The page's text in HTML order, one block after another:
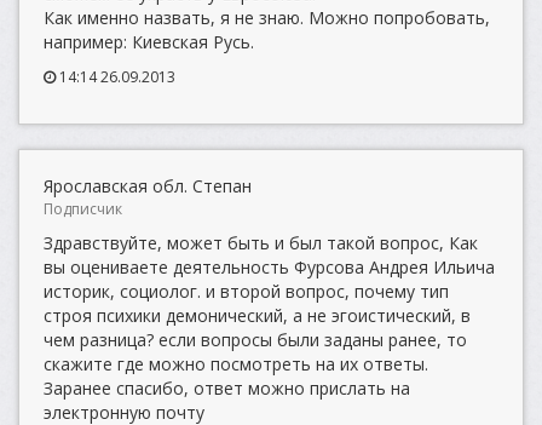
Как именно назвать, я не знаю. Можно попробовать,
например: Киевская Русь.
14:14 26.09.2013
Ярославская обл. Степан
Подписчик
Здравствуйте, может быть и был такой вопрос, Как
вы оцениваете деятельность Фурсова Андрея Ильича
историк, социолог. и второй вопрос, почему тип
строя психики демонический, а не эгоистический, в
чем разница? если вопросы были заданы ранее, то
скажите где можно посмотреть на их ответы.
Заранее спасибо, ответ можно прислать на
электронную почту